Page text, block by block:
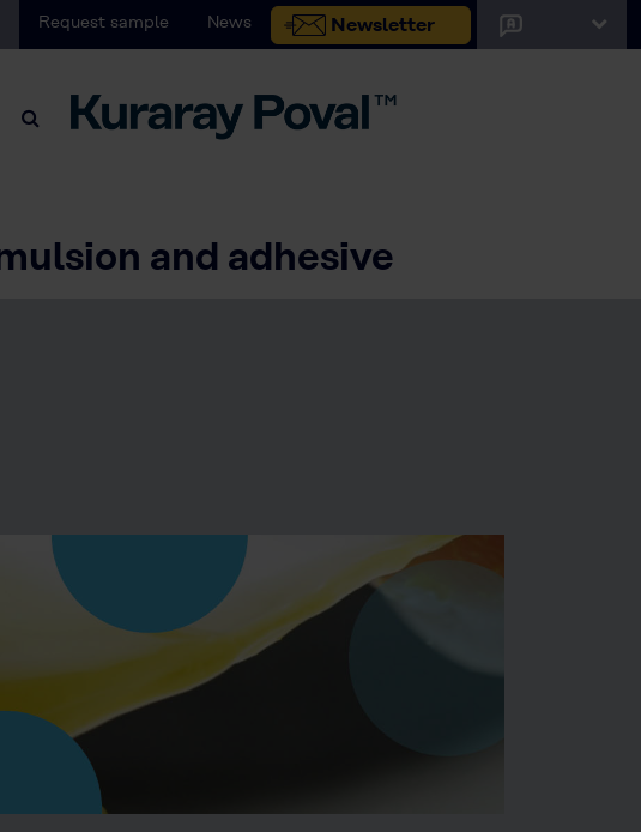
Request sample News Newsletter
and adhesive